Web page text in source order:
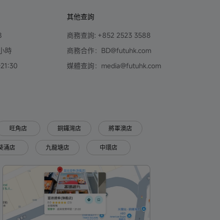
時
其他查詢
商務查詢: +852 2523 3588
商務合作：BD@futuhk.com
媒體查詢：media@futuhk.com
旺角店 銅鑼灣店 將軍澳店
涌店 九龍塘店 中環店